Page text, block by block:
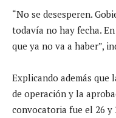
“No se desesperen.
todavía no hay fecha.
que ya no va a haber”,
Explicando además que
de operación y la
convocatoria fue el 26 y